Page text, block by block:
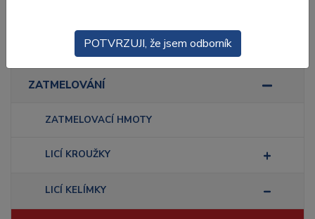
ZATMELOVÁNÍ
ZATMELOVACÍ HMOTY
LICÍ KROUŽKY
LICÍ KELÍMKY
POTVRZUJI, že jsem odborník